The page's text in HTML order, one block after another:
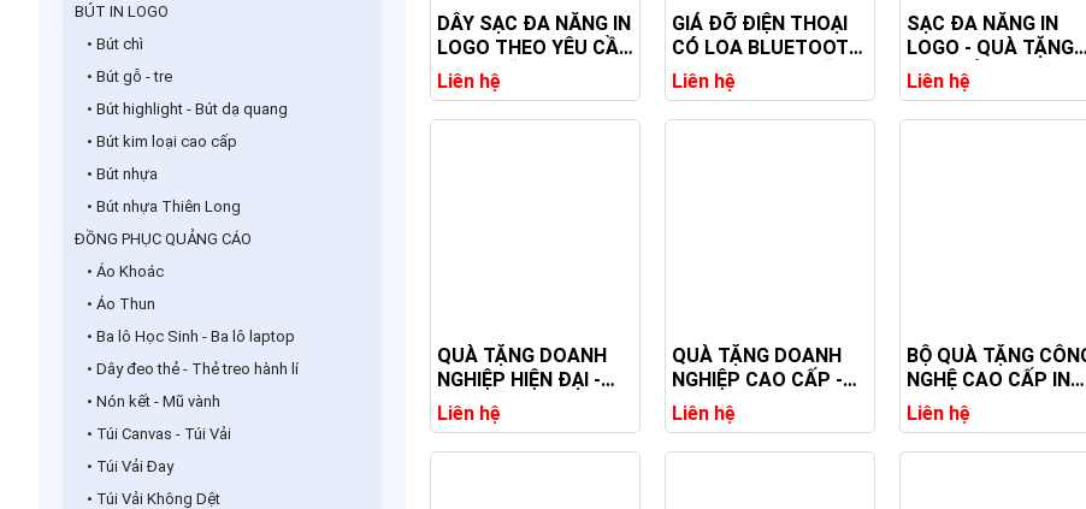
DÂY SẠC ĐA NĂNG IN
LOGO THEO YÊU CẦU
- QUÀ TẶNG DOANH
NGHIỆP HOT NHẤT
Liên hệ
GIÁ ĐỠ ĐIỆN THOẠI
CÓ LOA BLUETOOTH
IN LOGO - QUÀ TẶNG
CÔNG NGHỆ HIỆN ĐẠI
Liên hệ
SẠC ĐA NĂNG IN
LOGO - QUÀ TẶNG
CAO CẤP CHO
DOANH NGHIỆP
Liên hệ
QUÀ TẶNG DOANH
NGHIỆP HIỆN ĐẠI -
QUÀ TẶNG CÔNG
NGHỆ CAO CẤP
Liên hệ
QUÀ TẶNG DOANH
NGHIỆP CAO CẤP -
SANG TRỌNG IN
LOGO THEO YÊU CẦU
Liên hệ
BỘ QUÀ TẶNG
NGHỆ CAO CẤP IN
LOGO
Liên hệ
BÚT IN LOGO
• Bút chì
• Bút gỗ - tre
• Bút highlight - Bút dạ quang
• Bút kim loại cao cấp
• Bút nhựa
• Bút nhựa Thiên Long
ĐỒNG PHỤC QUẢNG CÁO
• Áo Khoác
• Áo Thun
• Ba lô Học Sinh - Ba lô laptop
• Dây đeo thẻ - Thẻ treo hành lí
• Nón kết - Mũ vành
• Túi Canvas - Túi Vải
• Túi Vải Đay
• Túi Vải Không Dệt